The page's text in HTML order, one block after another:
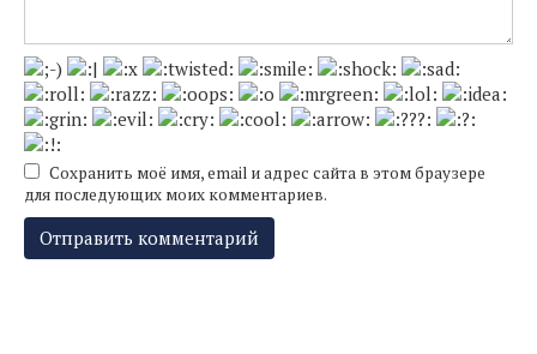
Сохранить моё имя, email и адрес сайта в этом браузере
для последующих моих комментариев.